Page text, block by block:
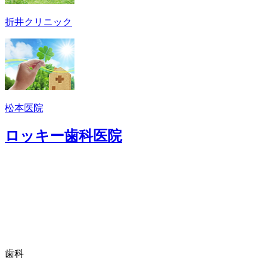
折井クリニック
松本医院
ロッキー歯科医院
歯科